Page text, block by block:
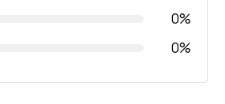
0%
0%